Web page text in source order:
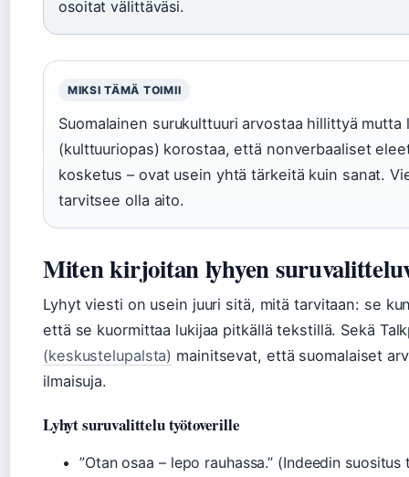
osoitat välittäväsi.
MIKSI TÄMÄ TOIMII
Suomalainen surukulttuuri arvostaa hillittyä mutta
(kulttuuriopas) korostaa, että nonverbaaliset
kosketus – ovat usein yhtä tärkeitä kuin sanat.
tarvitsee olla aito.
Miten kirjoitan lyhyen
Lyhyt viesti on usein juuri sitä, mitä tarvitaan: se
että se kuormittaa lukijaa pitkällä tekstillä. Sekä
(keskustelupalsta) mainitsevat, että suomalaiset
ilmaisuja.
Lyhyt suruvalittelu työtoverille
”Otan osaa – lepo rauhassa.” (Indeedin